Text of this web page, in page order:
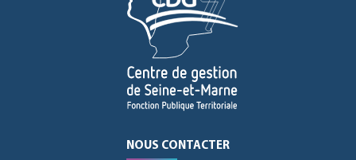
NOUS CONTACTER